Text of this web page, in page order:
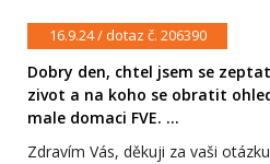
16.9.24 / dotaz č. 206390
Dobry den, chtel jsem se
zivot a na koho se obratit
male domaci FVE. ...
Zdravím Vás, děkuji za vaši